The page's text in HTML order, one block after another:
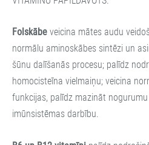
Folskābe veicina mātes audu
normālu aminoskābes sintēzi un
šūnu dalīšanās procesu; palīdz
homocisteīna vielmaiņu; veicina
funkcijas, palīdz mazināt
imūnsistēmas darbību.